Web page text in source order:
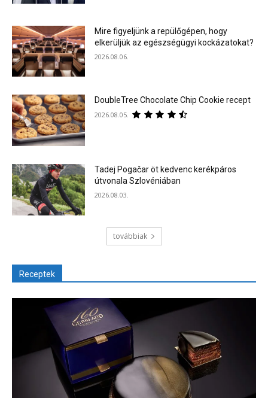
Mire figyeljünk a repülőgépen, hogy
elkerüljük az egészségügyi kockázatokat?
2026.08.06.
DoubleTree Chocolate Chip Cookie recept
2026.08.05.
Tadej Pogačar öt kedvenc kerékpáros
útvonala Szlovéniában
2026.08.03.
továbbiak
Receptek